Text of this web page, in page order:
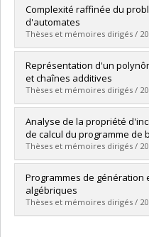
Graduate :Cadilhac,
Cycle :Doctoral
Grade :Ph. D.
Lien vers le document dans
Complexité raffinée du
d'automates
Thèses et mémoires dirigés /
Graduate :Blondin, Michael
Cycle :Master's
Grade :M. Sc.
Lien vers le document dans
Représentation d'un
et chaînes additives
Thèses et mémoires dirigés /
Graduate :Elias, Yara
Cycle :Master's
Grade :M. Sc.
Lien vers le document dans
Analyse de la propriété
de calcul du programme de
Thèses et mémoires dirigés /
Graduate :Pouliot, David
Cycle :Master's
Grade :M. Sc.
Lien vers le document dans
Programmes de génération
algébriques
Thèses et mémoires dirigés /